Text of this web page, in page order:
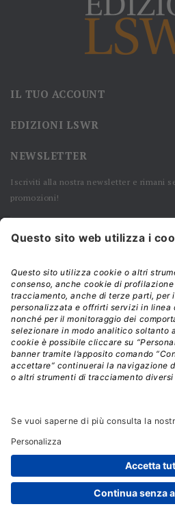
IL TUO ACCOUNT
EDIZIONI LSWR
NEWSLETTER
Iscriviti alla nostra newsletter e rimani
promozioni!
Modalità di acquisto e
Diritto di
Privacy
Termini e
Responsabile della
Viale Enrico Forlanini, 21 -
ordinilswr@lswr.it -